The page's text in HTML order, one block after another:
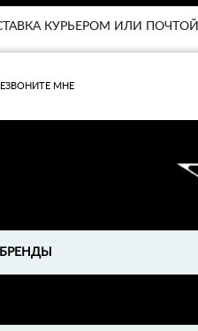
КУРЬЕРОМ ИЛИ
МНЕ
БРЕНДЫ
ЖЕНЩИНАМ СКИДКИ